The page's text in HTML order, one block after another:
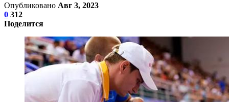
Опубликовано Авг 3, 2023
0 312
Поделится